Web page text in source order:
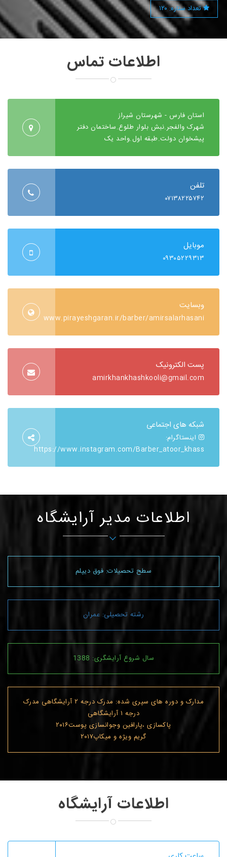
تعداد ستاره: ۱۲۰
اطلاعات تماس
استان فارس - شهرستان شیراز
شهرک والفجر.نبش بلوار طلوع.ساختمان دفتر
پیشخوان دولت.طبقه اول.واحد یک
تلفن
۰۷۱۳۸۲۲۵۷۴۲
موبایل
۰۹۳۰۵۲۲۹۳۱۳
وبسایت
www.pirayeshgaran.ir/barber/amirsalarhasani
پست الکترونیک
amirkhankhashkooli@gmail.com
شبکه های اجتماعی
اینستاگرام:
https://www.instagram.com/Barber_atoor_khass
اطلاعات مدیر آرایشگاه
سطح تحصیلات: فوق دیپلم
رشته تحصیلی: عمران
سال شروع آرایشگری: 1388
مدارک و دوره های سپری شده: مدرک درجه ۲ آرایشگاهی مدرک
درجه ۱ آرایشگاهی
پاکسازی ،پارافین وجوانسازی پوست۲۰۱۶
گریم ویژه و میکاپ۲۰۱۷
اطلاعات آرایشگاه